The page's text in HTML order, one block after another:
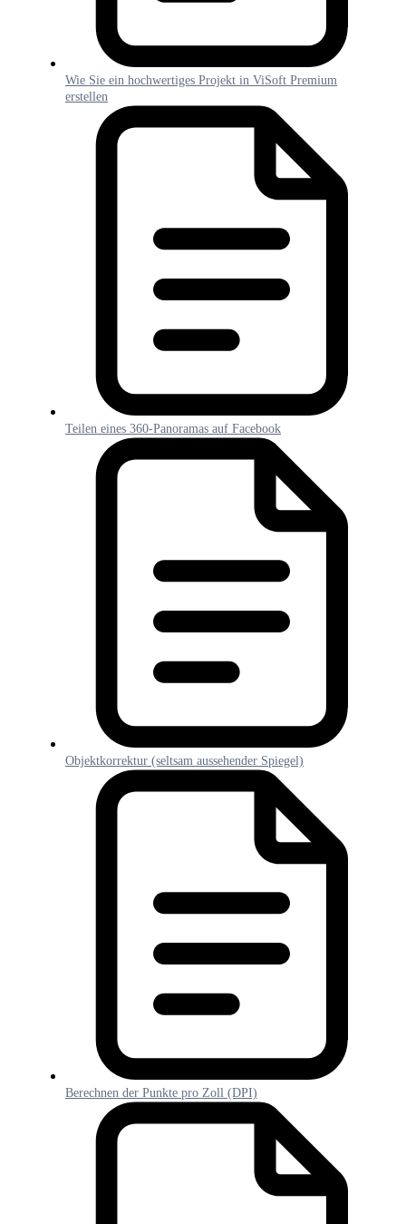
Wie Sie ein hochwertiges Projekt in ViSoft Premium
erstellen
Teilen eines 360-Panoramas auf Facebook
Objektkorrektur (seltsam aussehender Spiegel)
Berechnen der Punkte pro Zoll (DPI)